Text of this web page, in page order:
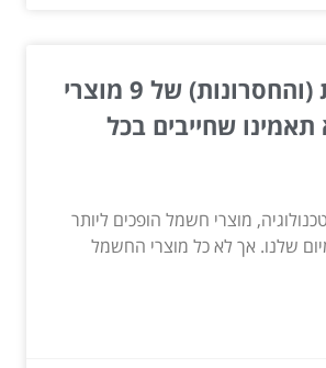
**היתרונות (והחסרונות) של 9 מוצרי
שחייבים בכל
מוצרי חשמל הופכים ליותר
שלנו. אך לא כל מוצרי החשמל